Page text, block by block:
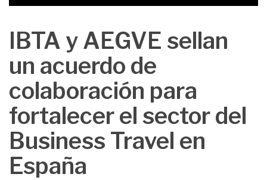
IBTA y AEGVE sellan
un acuerdo de
colaboración para
fortalecer el sector del
Business Travel en
España